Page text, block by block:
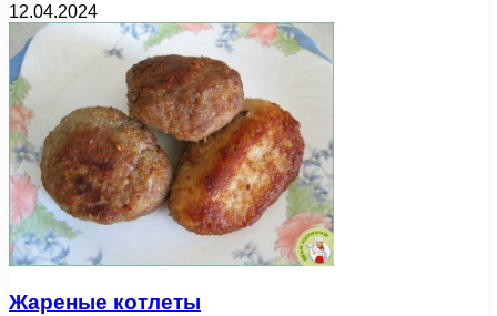
12.04.2024
Жареные котлеты